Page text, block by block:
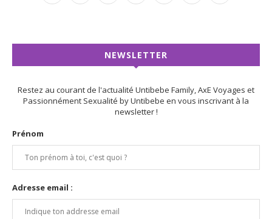
NEWSLETTER
Restez au courant de l'actualité Untibebe Family, AxE Voyages et
Passionnément Sexualité by Untibebe en vous inscrivant à la
newsletter !
Prénom
Adresse email :